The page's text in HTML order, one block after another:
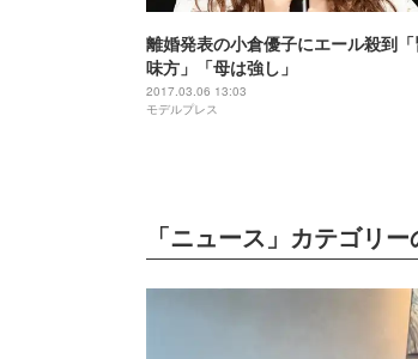
離婚発表の小倉優子にエール殺到
味方」「母は強し」
2017.03.06 13:03
モデルプレス
「ニュース」カテゴリ